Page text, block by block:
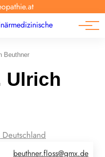
Beuthner
Ulrich
beuthner.floss@gmx.de